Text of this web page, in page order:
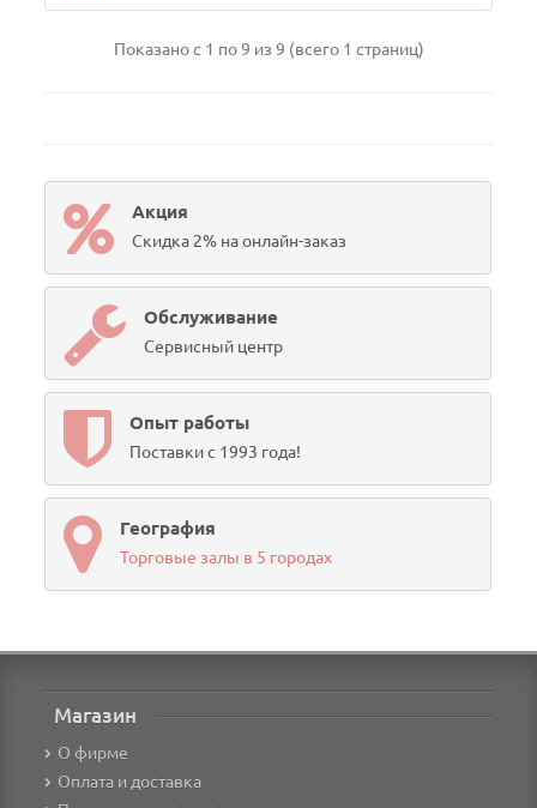
Показано с 1 по 9 из 9 (всего 1 страниц)
Акция
Скидка 2% на онлайн-заказ
Обслуживание
Сервисный центр
Опыт работы
Поставки с 1993 года!
География
Торговые залы в 5 городах
Магазин
О фирме
Оплата и доставка